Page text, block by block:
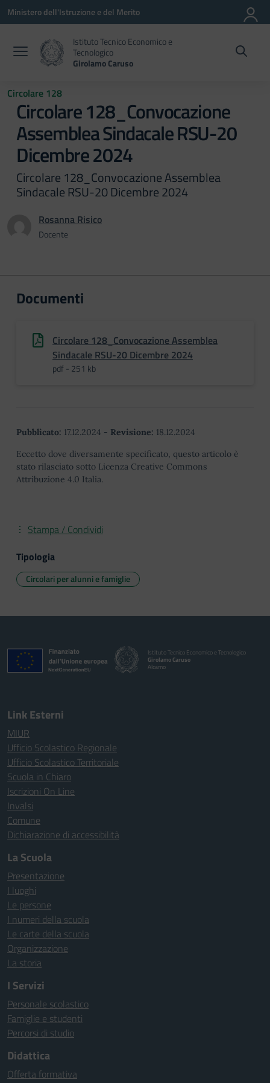
Vai ai contenuti
Vai al menu di navigazione
Vai al footer
Ministero dell'Istruzione e del Merito
Istituto Tecnico Economico e
Tecnologico
Girolamo Caruso
Circolare 128
Circolare 128_Convocazione
Assemblea Sindacale RSU-20
Dicembre 2024
Circolare 128_Convocazione Assemblea
Sindacale RSU-20 Dicembre 2024
Rosanna Risico
Docente
Documenti
Circolare 128_Convocazione Assemblea
Sindacale RSU-20 Dicembre 2024
pdf - 251 kb
Pubblicato: 17.12.2024 - Revisione: 18.12.2024
Eccetto dove diversamente specificato, questo articolo è
stato rilasciato sotto Licenza Creative Commons
Attribuzione 4.0 Italia.
Stampa / Condividi
Tipologia
Circolari per alunni e famiglie
Istituto Tecnico Economico e Tecnologico
Girolamo Caruso
Alcamo
Link Esterni
MIUR
Ufficio Scolastico Regionale
Ufficio Scolastico Territoriale
Scuola in Chiaro
Iscrizioni On Line
Invalsi
Comune
Dichiarazione di accessibilità
La Scuola
Presentazione
I luoghi
Le persone
I numeri della scuola
Le carte della scuola
Organizzazione
La storia
I Servizi
Personale scolastico
Famiglie e studenti
Percorsi di studio
Didattica
Offerta formativa